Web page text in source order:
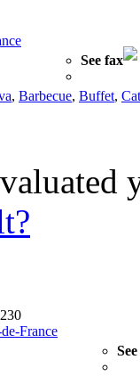
See fax
, Barbecue, Buffet,
France